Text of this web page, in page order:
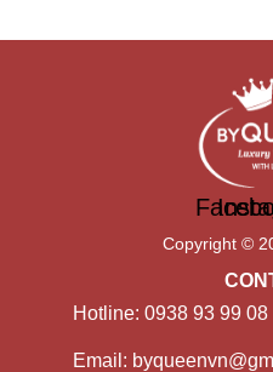
Copyright ©
Hotline: 0938 93 99 08
Email: